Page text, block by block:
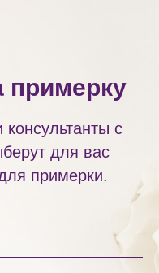
примерку
консультанты с
для вас
примерки.